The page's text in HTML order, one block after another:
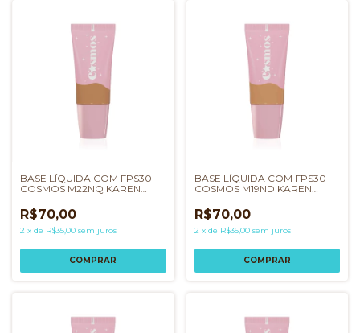
BASE LÍQUIDA COM FPS30
COSMOS M22NQ KAREN
R$70,00
2 x de R$35,00 sem juros
BASE LÍQUIDA COM FPS30
COSMOS M19ND KAREN
R$70,00
2 x de R$35,00 sem juros